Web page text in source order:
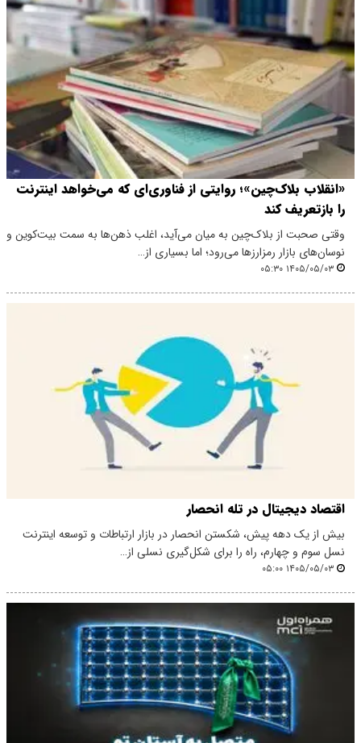
«انقلاب بلاک‌چین»؛ روایتی از فناوری‌ای که می‌خواهد اینترنت
را بازتعریف کند
وقتی صحبت از بلاک‌چین به میان می‌آید، اغلب ذهن‌ها به سمت بیت‌کوین و
نوسان‌های بازار رمزارزها می‌رود؛ اما بسیاری از…
۱۴۰۵/۰۵/۰۳ ۰۵:۳۰
اقتصاد دیجیتال در تله انحصار
بیش از یک دهه پیش، شکستن انحصار در بازار ارتباطات و توسعه اینترنت
نسل سوم و چهارم، راه را برای شکل‌گیری نسلی از…
۱۴۰۵/۰۵/۰۳ ۰۵:۰۰